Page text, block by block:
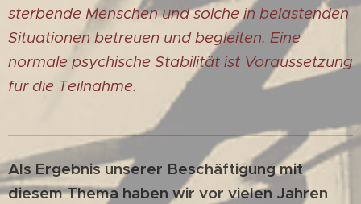
sterbende Menschen und solche in belastenden
Situationen betreuen und begleiten. Eine
normale psychische Stabilität ist Voraussetzung
für die Teilnahme.
Als Ergebnis unserer Beschäftigung mit
diesem Thema haben wir vor vielen Jahren